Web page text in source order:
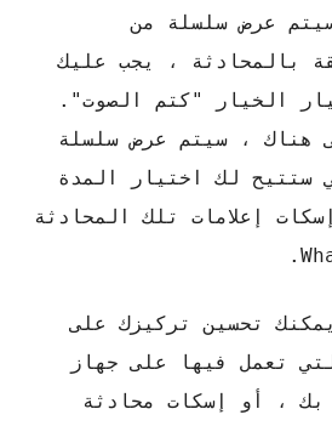
عرض سلسلة من
بالمحادثة ، يجب عليك
الخيار "كتم الصوت".
هناك ، سيتم عرض سلسلة
ستتيح لك اختيار المدة
إعلامات تلك المحادثة
تحسين تركيزك على
تعمل فيها على جهاز
بك ، أو إسكات محادثة